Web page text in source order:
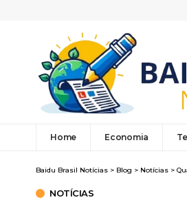
Home Economia
Baidu Brasil Notícias > Blog > Notícias >
NOTÍCIAS